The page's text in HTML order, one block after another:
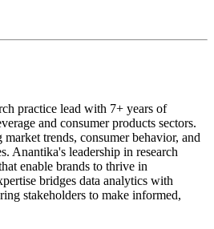
practice lead with 7+ years of
and consumer products sectors.
trends, consumer behavior, and
Anantika's leadership in research
enable brands to thrive in
bridges data analytics with
stakeholders to make informed,